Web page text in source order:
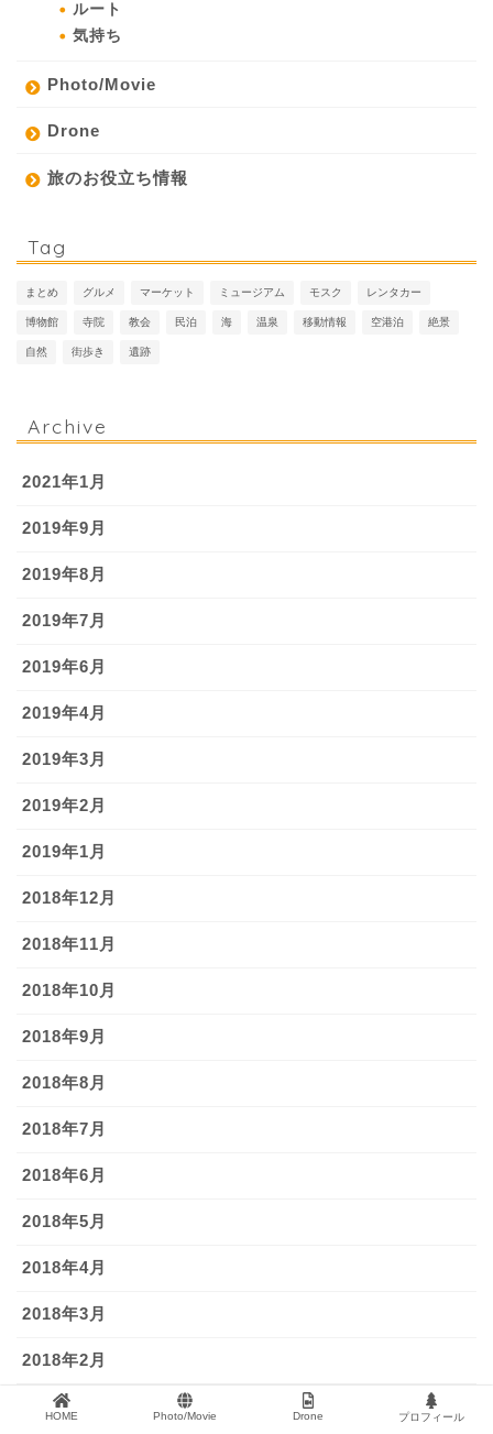
ルート
気持ち
Photo/Movie
Drone
旅のお役立ち情報
Tag
まとめ グルメ マーケット ミュージアム モスク レンタカー
博物館 寺院 教会 民泊 海 温泉 移動情報 空港泊 絶景
自然 街歩き 遺跡
Archive
2021年1月
2019年9月
2019年8月
2019年7月
2019年6月
2019年4月
2019年3月
2019年2月
2019年1月
2018年12月
2018年11月
2018年10月
2018年9月
2018年8月
2018年7月
2018年6月
2018年5月
2018年4月
2018年3月
2018年2月
2018年1月
HOME Photo/Movie Drone プロフィール